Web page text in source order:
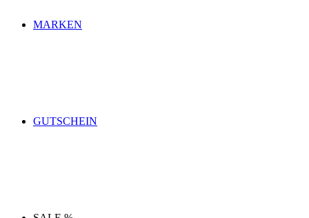
MARKEN
GUTSCHEIN